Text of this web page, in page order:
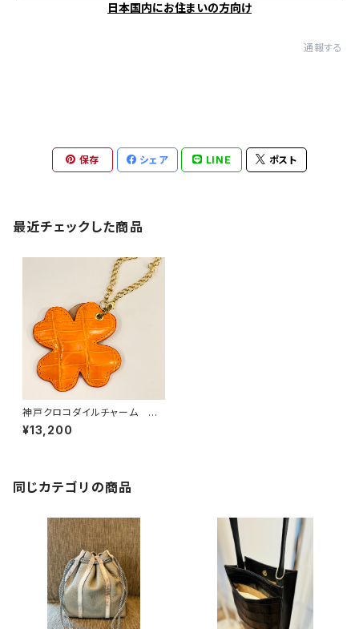
日本国内にお住まいの方向け
通報する
保存 シェア LINE ポスト
最近チェックした商品
神戸クロコダイルチャーム ク
ロコダイル クローバー オレ
ンジ
¥13,200
同じカテゴリの商品